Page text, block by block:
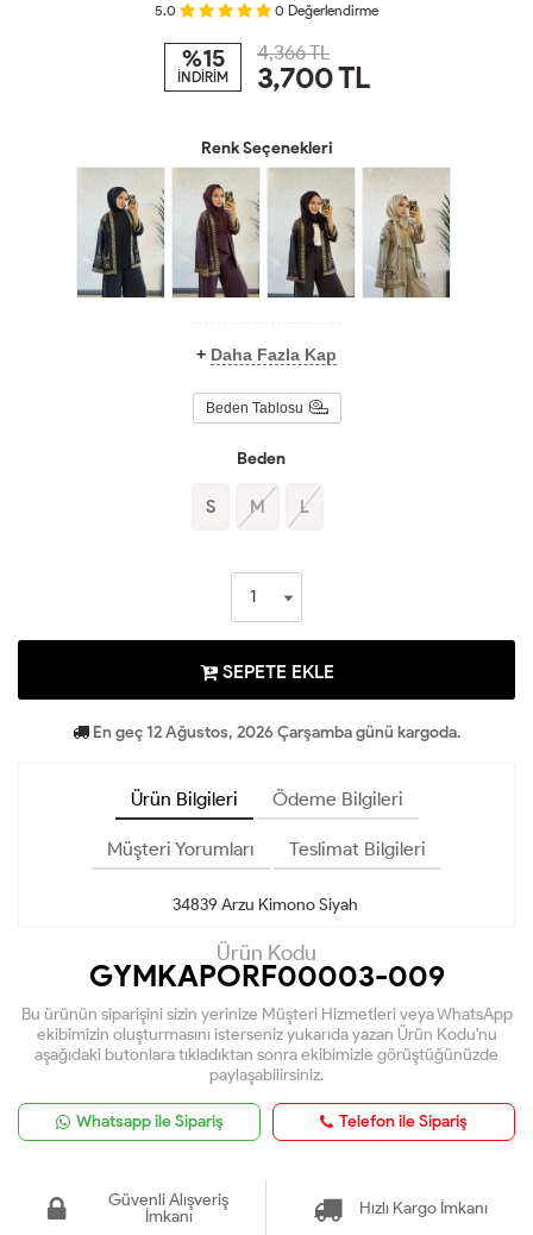
5.0 0 Değerlendirme
%15
İNDİRİM
4,366 TL
3,700TL
Renk Seçenekleri
+ Daha Fazla Kap
Beden Tablosu
Beden
S M L
SEPETE EKLE
En geç 12 Ağustos, 2026 Çarşamba günü kargoda.
Ürün Bilgileri Ödeme Bilgileri
Müşteri Yorumları Teslimat Bilgileri
34839 Arzu Kimono Siyah
Ürün Kodu
GYMKAPORF00003-009
Bu ürünün siparişini sizin yerinize Müşteri Hizmetleri veya WhatsApp
ekibimizin oluşturmasını isterseniz yukarıda yazan Ürün Kodu'nu
aşağıdaki butonlara tıkladıktan sonra ekibimizle görüştüğünüzde
paylaşabilirsiniz.
Whatsapp ile Sipariş Telefon ile Sipariş
Güvenli Alışveriş
İmkanı
Hızlı Kargo İmkanı